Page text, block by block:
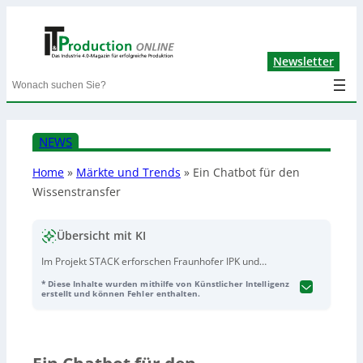
Newsletter
Search
NEWS
Home » Märkte und Trends » Ein Chatbot für den
Wissenstransfer
Übersicht mit KI
Im Projekt STACK erforschen Fraunhofer IPK und
Produktionsunternehmen Wissensverlust vermeiden
* Diese Inhalte wurden mithilfe von Künstlicher Intelligenz
erstellt und können Fehler enthalten.